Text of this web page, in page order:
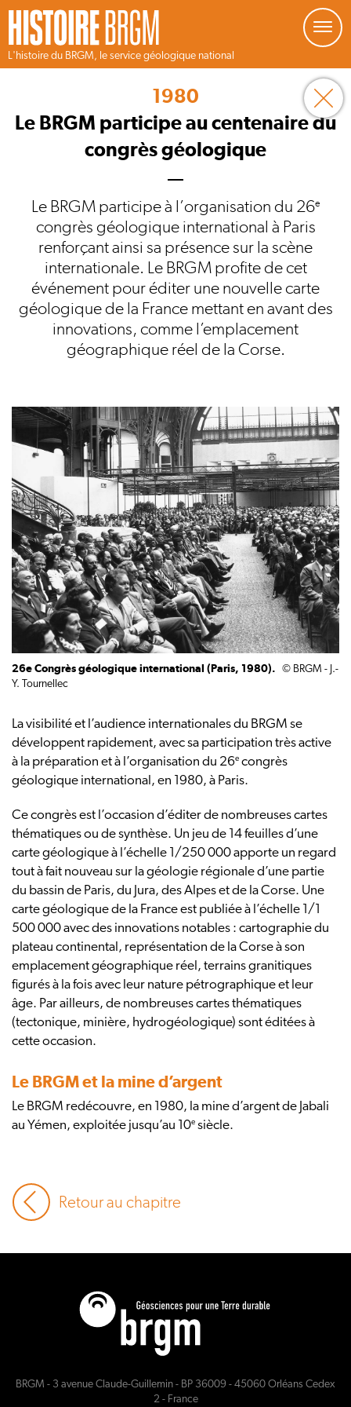
L'histoire du BRGM, le service géologique national
1980
Le BRGM participe au centenaire du
congrès géologique
Le BRGM participe à l’organisation du 26e
congrès géologique international à Paris
renforçant ainsi sa présence sur la scène
internationale. Le BRGM profite de cet
événement pour éditer une nouvelle carte
géologique de la France mettant en avant des
innovations, comme l’emplacement
géographique réel de la Corse.
26e Congrès géologique international (Paris, 1980).
© BRGM - J.-
Y. Tournellec
La visibilité et l’audience internationales du BRGM se
développent rapidement, avec sa participation très active
à la préparation et à l’organisation du 26e congrès
géologique international, en 1980, à Paris.
Ce congrès est l’occasion d’éditer de nombreuses cartes
thématiques ou de synthèse. Un jeu de 14 feuilles d’une
carte géologique à l’échelle 1/250 000 apporte un regard
tout à fait nouveau sur la géologie régionale d’une partie
du bassin de Paris, du Jura, des Alpes et de la Corse. Une
carte géologique de la France est publiée à l’échelle 1/1
500 000 avec des innovations notables : cartographie du
plateau continental, représentation de la Corse à son
emplacement géographique réel, terrains granitiques
figurés à la fois avec leur nature pétrographique et leur
âge. Par ailleurs, de nombreuses cartes thématiques
(tectonique, minière, hydrogéologique) sont éditées à
cette occasion.
Le BRGM et la mine d’argent
Le BRGM redécouvre, en 1980, la mine d’argent de Jabali
au Yémen, exploitée jusqu’au 10e siècle.
Retour au chapitre
BRGM - 3 avenue Claude-Guillemin - BP 36009 - 45060 Orléans Cedex
2 - France
Gestion de vos préférences sur les cookies